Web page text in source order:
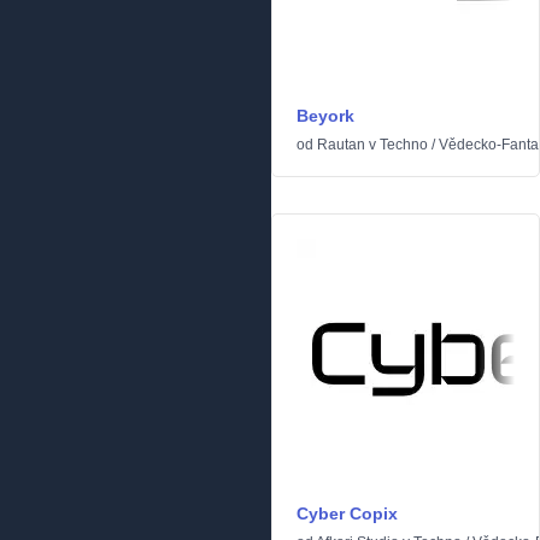
Beyork
od Rautan v Techno /Vědecko-
Cyber Copix